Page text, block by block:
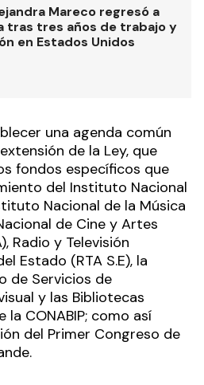
Mareco regresó a
tras tres años de trabajo y
en Estados Unidos
una agenda común
de la Ley, que
fondos específicos que
del Instituto Nacional
Nacional de la Música
de Cine y Artes
Radio y Televisión
Estado (RTA S.E), la
de Servicios de
y las Bibliotecas
la CONABIP; como así
del Primer Congreso de